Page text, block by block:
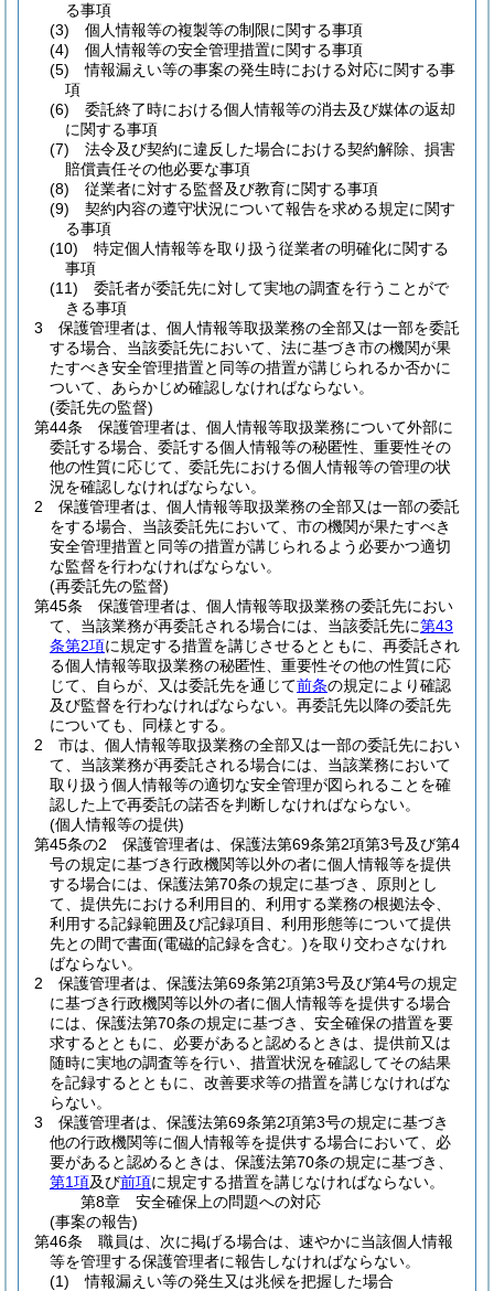
る事項
(3)
個人情報等の複製等の制限に関する事項
(4)
個人情報等の安全管理措置に関する事項
(5)
情報漏えい等の事案の発生時における対応に関する事
項
(6)
委託終了時における個人情報等の消去及び媒体の返却
に関する事項
(7)
法令及び契約に違反した場合における契約解除、損害
賠償責任その他必要な事項
(8)
従業者に対する監督及び教育に関する事項
(9)
契約内容の遵守状況について報告を求める規定に関す
る事項
(10)
特定個人情報等を取り扱う従業者の明確化に関する
事項
(11)
委託者が委託先に対して実地の調査を行うことがで
きる事項
3
保護管理者は、個人情報等取扱業務の全部又は一部を委託
する場合、当該委託先において、法に基づき市の機関が果
たすべき安全管理措置と同等の措置が講じられるか否かに
ついて、あらかじめ確認しなければならない。
(委託先の監督)
第44条
保護管理者は、個人情報等取扱業務について外部に
委託する場合、委託する個人情報等の秘匿性、重要性その
他の性質に応じて、委託先における個人情報等の管理の状
況を確認しなければならない。
2
保護管理者は、個人情報等取扱業務の全部又は一部の委託
をする場合、当該委託先において、市の機関が果たすべき
安全管理措置と同等の措置が講じられるよう必要かつ適切
な監督を行わなければならない。
(再委託先の監督)
第45条
保護管理者は、個人情報等取扱業務の委託先におい
て、当該業務が再委託される場合には、当該委託先に第43
条第2項に規定する措置を講じさせるとともに、再委託され
る個人情報等取扱業務の秘匿性、重要性その他の性質に応
じて、自らが、又は委託先を通じて前条の規定により確認
及び監督を行わなければならない。 再委託先以降の委託先
についても、同様とする。
2
市は、個人情報等取扱業務の全部又は一部の委託先におい
て、当該業務が再委託される場合には、当該業務において
取り扱う個人情報等の適切な安全管理が図られることを確
認した上で再委託の諾否を判断しなければならない。
(個人情報等の提供)
第45条の2
保護管理者は、保護法第69条第2項第3号及び第4
号の規定に基づき行政機関等以外の者に個人情報等を提供
する場合には、保護法第70条の規定に基づき、原則とし
て、提供先における利用目的、利用する業務の根拠法令、
利用する記録範囲及び記録項目、利用形態等について提供
先との間で書面(電磁的記録を含む。)を取り交わさなけれ
ばならない。
2
保護管理者は、保護法第69条第2項第3号及び第4号の規定
に基づき行政機関等以外の者に個人情報等を提供する場合
には、保護法第70条の規定に基づき、安全確保の措置を要
求するとともに、必要があると認めるときは、提供前又は
随時に実地の調査等を行い、措置状況を確認してその結果
を記録するとともに、改善要求等の措置を講じなければな
らない。
3
保護管理者は、保護法第69条第2項第3号の規定に基づき
他の行政機関等に個人情報等を提供する場合において、必
要があると認めるときは、保護法第70条の規定に基づき、
第1項及び前項に規定する措置を講じなければならない。
第8章
安全確保上の問題への対応
(事案の報告)
第46条
職員は、次に掲げる場合は、速やかに当該個人情報
等を管理する保護管理者に報告しなければならない。
(1)
情報漏えい等の発生又は兆候を把握した場合